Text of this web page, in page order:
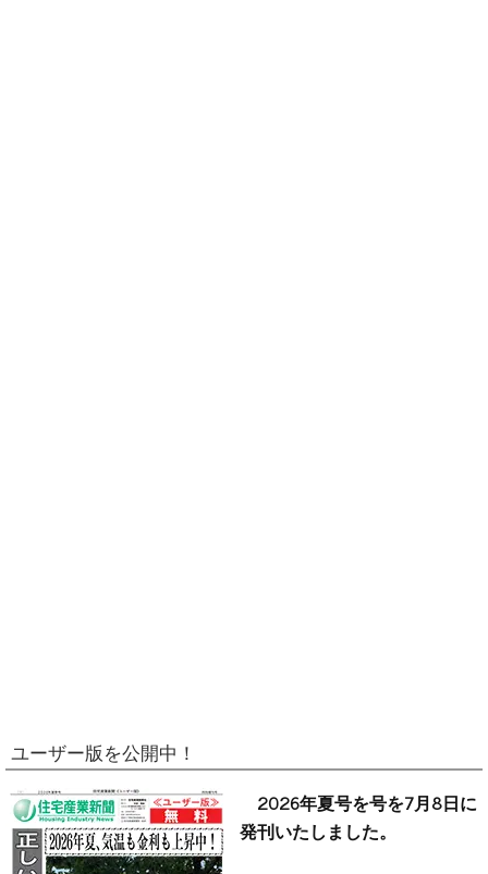
ユーザー版を公開中！
2026年夏号を号を7月8日に
発刊いたしました。